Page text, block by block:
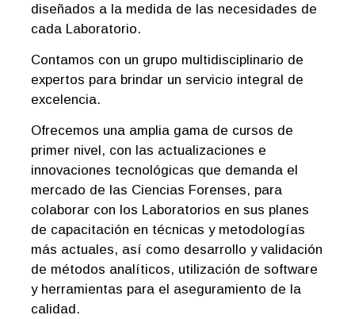
diseñados a la medida de las necesidades de
cada Laboratorio.
Contamos con un grupo multidisciplinario de
expertos para brindar un servicio integral de
excelencia.
Ofrecemos una amplia gama de cursos de
primer nivel, con las actualizaciones e
innovaciones tecnológicas que demanda el
mercado de las Ciencias Forenses, para
colaborar con los Laboratorios en sus planes
de capacitación en técnicas y metodologías
más actuales, así como desarrollo y validación
de métodos analíticos, utilización de software
y herramientas para el aseguramiento de la
calidad.